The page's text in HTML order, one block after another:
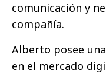
comunicación y
compañía.
Alberto posee
en el mercado